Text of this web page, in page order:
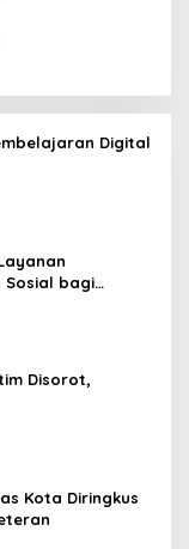
Digital
Sosial bagi
Disorot,
Kota Diringkus